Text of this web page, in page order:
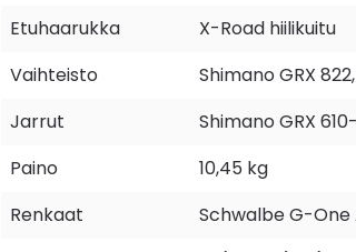
Etuhaarukka
X-Road hiilikuitu
Vaihteisto
Shimano GRX 822,
Jarrut
Shimano GRX
Paino
10,45 kg
Renkaat
Schwalbe G-One